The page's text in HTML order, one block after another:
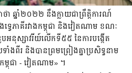
ថា ឆ្នាំ២០២២ នឹងក្លាយជាព្រឹត្តិការណ៍
េភាគីរវាងកម្ពុជា និងវៀតណាម ខណៈ
នុស្សាវរីយ៍លើកទី៥៥ នៃការបង្កើត
ាំងពីរ និងបានព្រមព្រៀងគ្នាប្រសិទ្ធនាម
កម្ពុជា - វៀតណាម» ។